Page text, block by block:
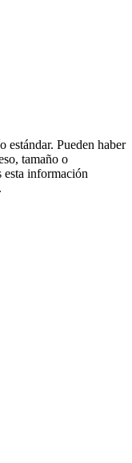
estándar. Pueden haber
tamaño o
esta información